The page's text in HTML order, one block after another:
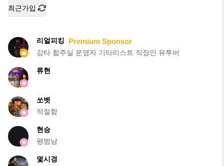
최근가입
리얼피킹 Premium Sponsor
강타 합주실 운영자 기타리스트 직장인 유투버
류현
쏘벳
적절함
현승
평범남
몇시경